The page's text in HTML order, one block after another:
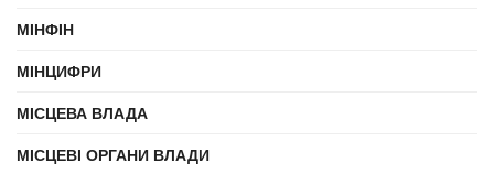
МІНФІН
МІНЦИФРИ
МІСЦЕВА ВЛАДА
МІСЦЕВІ ОРГАНИ ВЛАДИ